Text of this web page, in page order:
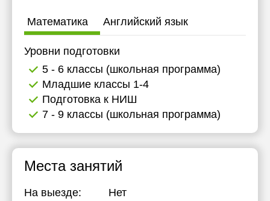
Математика Английский язык
Уровни подготовки
5 - 6 классы (школьная программа)
Младшие классы 1-4
Подготовка к НИШ
7 - 9 классы (школьная программа)
Места занятий
На выезде: Нет
13:00
13:30
14:00
14:30
15:30
16:00
16:30